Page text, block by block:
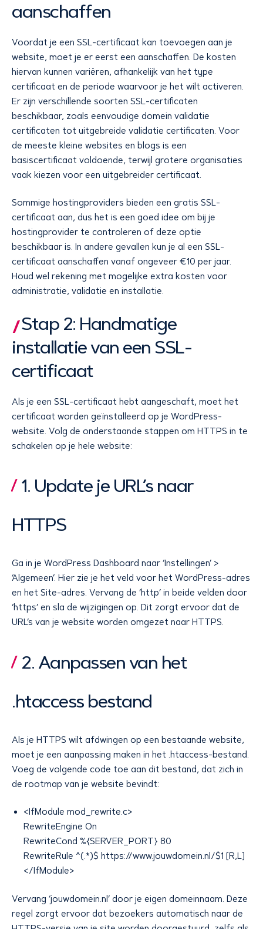
aanschaffen
Voordat je een SSL-certificaat kan toevoegen aan je
website, moet je er eerst een aanschaffen. De kosten
hiervan kunnen variëren, afhankelijk van het type
certificaat en de periode waarvoor je het wilt activeren.
Er zijn verschillende soorten SSL-certificaten
beschikbaar, zoals eenvoudige domein validatie
certificaten tot uitgebreide validatie certificaten. Voor
de meeste kleine websites en blogs is een
basiscertificaat voldoende, terwijl grotere organisaties
vaak kiezen voor een uitgebreider certificaat.
Sommige hostingproviders bieden een gratis SSL-
certificaat aan, dus het is een goed idee om bij je
hostingprovider te controleren of deze optie
beschikbaar is. In andere gevallen kun je al een SSL-
certificaat aanschaffen vanaf ongeveer €10 per jaar.
Houd wel rekening met mogelijke extra kosten voor
administratie, validatie en installatie.
Stap 2: Handmatige
installatie van een SSL-
certificaat
Als je een SSL-certificaat hebt aangeschaft, moet het
certificaat worden geïnstalleerd op je WordPress-
website. Volg de onderstaande stappen om HTTPS in te
schakelen op je hele website:
1. Update je URL’s naar
HTTPS
Ga in je WordPress Dashboard naar ‘Instellingen’ >
‘Algemeen’. Hier zie je het veld voor het WordPress-adres
en het Site-adres. Vervang de ‘http’ in beide velden door
‘https’ en sla de wijzigingen op. Dit zorgt ervoor dat de
URL’s van je website worden omgezet naar HTTPS.
2. Aanpassen van het
.htaccess bestand
Als je HTTPS wilt afdwingen op een bestaande website,
moet je een aanpassing maken in het .htaccess-bestand.
Voeg de volgende code toe aan dit bestand, dat zich in
de rootmap van je website bevindt:
<IfModule mod_rewrite.c>
RewriteEngine On
RewriteCond %{SERVER_PORT} 80
RewriteRule ^(.*)$ https://www.jouwdomein.nl/$1 [R,L]
</IfModule>
Vervang ‘jouwdomein.nl’ door je eigen domeinnaam. Deze
regel zorgt ervoor dat bezoekers automatisch naar de